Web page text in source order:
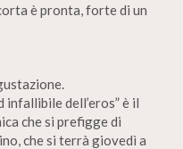
è pronta, forte di un
dell’eros” è il
che si prefigge di
che si terrà giovedì a